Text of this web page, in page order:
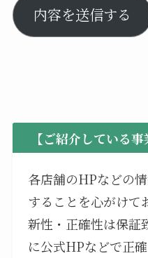
内容を送信する
【ご紹介している
各店舗のHPなどの
することを心がけて
新性・正確性は保証
に公式HPなどで正